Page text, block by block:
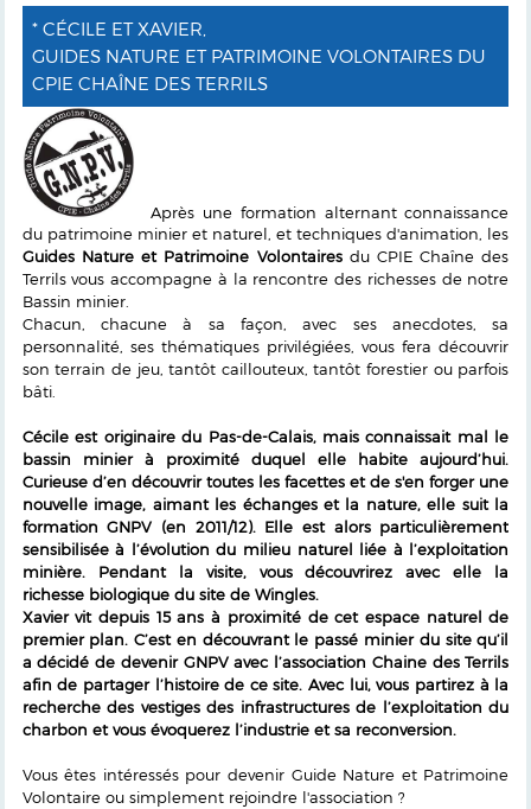
* CÉCILE ET XAVIER,
GUIDES NATURE ET PATRIMOINE VOLONTAIRES DU
CPIE CHAÎNE DES TERRILS
Après une formation alternant connaissance
du patrimoine minier et naturel, et techniques d'animation, les
Guides Nature et Patrimoine Volontairesdu CPIE Chaîne des
Terrils vous accompagne à la rencontre des richesses de notre
Bassin minier.
Chacun, chacune à sa façon, avec ses anecdotes, sa
personnalité, ses thématiques privilégiées, vous fera découvrir
son terrain de jeu, tantôt caillouteux, tantôt forestier ou parfois
bâti.
Cécile est originaire du Pas-de-Calais, mais connaissait mal le
bassin minier à proximité duquel elle habite aujourd’hui.
Curieuse d’en découvrir toutes les facettes et de s'en forger une
nouvelle image, aimant les échanges et la nature, elle suit la
formation GNPV (en 2011/12). Elle est alors particulièrement
sensibilisée à l’évolution du milieu naturel liée à l’exploitation
minière. Pendant la visite, vous découvrirez avec elle la
richesse biologique du site de Wingles.
Xavier vit depuis 15 ans à proximité de cet espace naturel de
premier plan. C’est en découvrant le passé minier du site qu’il
a décidé de devenir GNPV avec l’association Chaine des Terrils
afin de partager l’histoire de ce site. Avec lui, vous partirez à la
recherche des vestiges des infrastructures de l’exploitation du
charbon et vous évoquerez l’industrie et sa reconversion.
Vous êtes intéressés pour devenir Guide Nature et Patrimoine
Volontaire ou simplement rejoindre l'association ?